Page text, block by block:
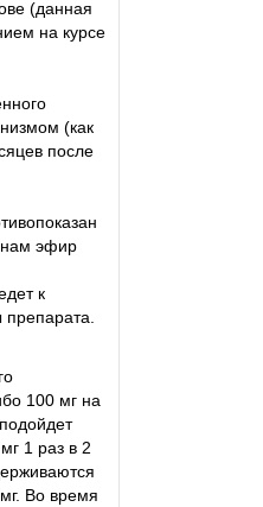
(данная
на курсе
(как
после
эфир
к
100 мг на
1 раз в 2
Во время